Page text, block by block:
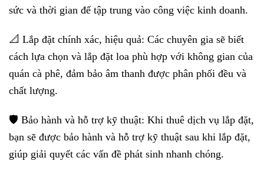
sức và thời gian để tập trung vào công việc kinh doanh.
📐 Lắp đặt chính xác, hiệu quả: Các chuyên gia sẽ biết
cách lựa chọn và lắp đặt loa phù hợp với không gian của
quán cà phê, đảm bảo âm thanh được phân phối đều và
chất lượng.
🛡️ Bảo hành và hỗ trợ kỹ thuật: Khi thuê dịch vụ lắp đặt,
bạn sẽ được bảo hành và hỗ trợ kỹ thuật sau khi lắp đặt,
giúp giải quyết các vấn đề phát sinh nhanh chóng.